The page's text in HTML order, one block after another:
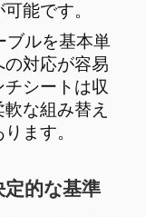
能です。
ブルを基本単
対応が容易
シートは収
な組み替え
ます。
定的な基準